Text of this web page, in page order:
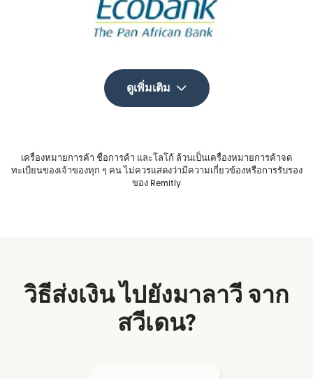
ดูเพิ่มเติม
เครื่องหมายการค้า ชื่อการค้า และโลโก้ ล้วนเป็นเครื่องหมายการค้าจด
ทะเบียนของเจ้าของทุก ๆ คน ไม่ควรแสดงว่ามีความเกี่ยวข้องหรือการรับรอง
ของ Remitly
วิธีส่งเงิน ไปยังมาลาวี จาก
สวีเดน?